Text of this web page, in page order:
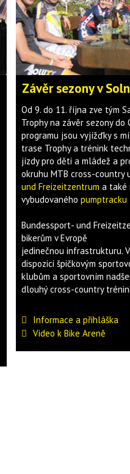
Závěr sezony v
Od 9. do 11. října zve tým
Trophy na závěr sezony do
programu jsou vyjížďky s
trase Trophy a trénink
jízdy pro děti a mládež a
okruhu MTB cross-country
und Freizeitzentrum a také
vybudovaného pumptracku
Bundessport- und
bikerům v Evropě
jedinečnou infrastrukturu. V
dispozici špičkovým
klubům a sportovním
dlouhý cross-country
Informace a přihláška
Video k Bike Areně